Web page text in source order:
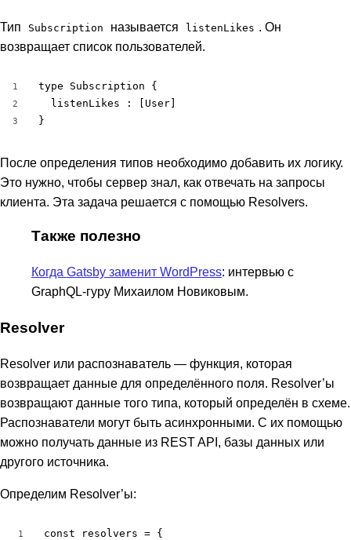
Тип Subscription называется listenLikes . Он
возвращает список пользователей.
1
2
3
type Subscription {
  listenLikes : [User]
}
После определения типов необходимо добавить их логику.
Это нужно, чтобы сервер знал, как отвечать на запросы
клиента. Эта задача решается с помощью Resolvers.
Также полезно
Когда Gatsby заменит WordPress: интервью с
GraphQL-гуру Михаилом Новиковым.
Resolver
Resolver или распознаватель — функция, которая
возвращает данные для определённого поля. Resolver’ы
возвращают данные того типа, который определён в схеме.
Распознаватели могут быть асинхронными. С их помощью
можно получать данные из REST API, базы данных или
другого источника.
Определим Resolver’ы:
1
const resolvers = {